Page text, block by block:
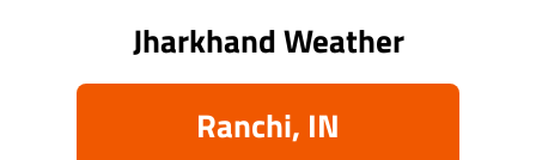
Jharkhand Weather
Ranchi, IN